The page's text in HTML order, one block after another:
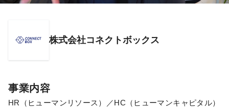
株式会社コネクトボックス
事業内容
HR（ヒューマンリソース）／HC（ヒューマンキャピタル）